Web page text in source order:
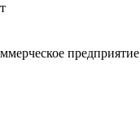
предприятие